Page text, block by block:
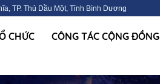
TP. Thủ Dầu Một, Tỉnh Bình Dương
CHỨC CÔNG TÁC CỘNG ĐỒNG